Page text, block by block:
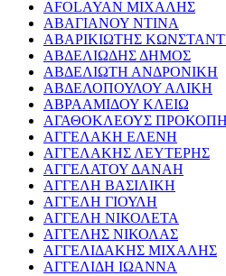
AFOLAYAN ΜΙΧΑΛΗΣ
ΑΒΑΓΙΑΝΟΥ ΝΤΙΝΑ
ΑΒΑΡΙΚΙΩΤΗΣ
ΑΒΔΕΛΙΩΔΗΣ ΔΗΜΟΣ
ΑΒΔΕΛΙΩΤΗ ΑΝΔΡΟΝΙΚΗ
ΑΒΔΕΛΟΠΟΥΛΟΥ ΑΛΙΚΗ
ΑΒΡΑΑΜΙΔΟΥ ΚΛΕΙΩ
ΑΓΑΘΟΚΛΕΟΥΣ
ΑΓΓΕΛΑΚΗ ΕΛΕΝΗ
ΑΓΓΕΛΑΚΗΣ ΛΕΥΤΕΡΗΣ
ΑΓΓΕΛΑΤΟΥ ΔΑΝΑΗ
ΑΓΓΕΛΗ ΒΑΣΙΛΙΚΗ
ΑΓΓΕΛΗ ΓΙΟΥΛΗ
ΑΓΓΕΛΗ ΝΙΚΟΛΕΤΑ
ΑΓΓΕΛΗΣ ΝΙΚΟΛΑΣ
ΑΓΓΕΛΙΔΑΚΗΣ ΜΙΧΑΛΗΣ
ΑΓΓΕΛΙΔΗ ΙΩΑΝΝΑ